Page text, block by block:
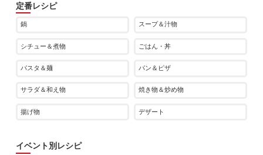
定番レシピ
鍋 スープ＆汁物
シチュー＆煮物 ごはん・丼
パスタ＆麺 パン＆ピザ
サラダ＆和え物 焼き物＆炒め物
揚げ物 デザート
イベント別レシピ